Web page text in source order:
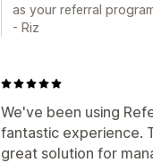
as your referral
- Riz
We've been using
fantastic experience.
great solution for